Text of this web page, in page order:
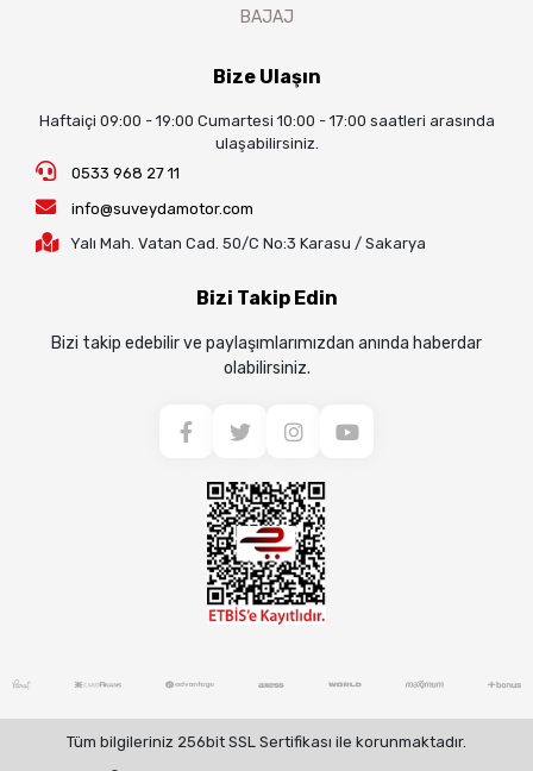
BAJAJ
Bize Ulaşın
Haftaiçi 09:00 - 19:00 Cumartesi 10:00 - 17:00 saatleri arasında
ulaşabilirsiniz.
0533 968 27 11
info@suveydamotor.com
Yalı Mah. Vatan Cad. 50/C No:3 Karasu / Sakarya
Bizi Takip Edin
Bizi takip edebilir ve paylaşımlarımızdan anında haberdar
olabilirsiniz.
Tüm bilgileriniz 256bit SSL Sertifikası ile korunmaktadır.